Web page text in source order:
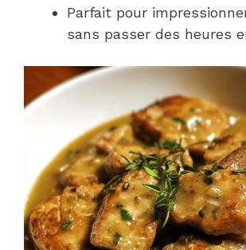
Parfait pour
sans passer des heures